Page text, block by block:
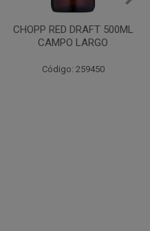
VINHO JURUPINGA DINALLE
975ML BCO